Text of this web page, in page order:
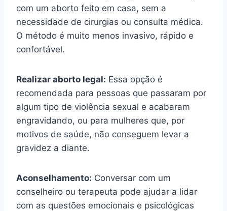
com um aborto feito em casa, sem a
necessidade de cirurgias ou consulta médica.
O método é muito menos invasivo, rápido e
confortável.
Realizar aborto legal: Essa opção é
recomendada para pessoas que passaram por
algum tipo de violência sexual e acabaram
engravidando, ou para mulheres que, por
motivos de saúde, não conseguem levar a
gravidez a diante.
Aconselhamento: Conversar com um
conselheiro ou terapeuta pode ajudar a lidar
com as questões emocionais e psicológicas